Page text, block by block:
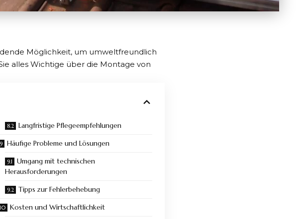
Möglichkeit, um umweltfreundlich
alles Wichtige über die Montage von
Langfristige Pflegeempfehlungen
Häufige Probleme und Lösungen
Umgang mit technischen
Herausforderungen
Tipps zur Fehlerbehebung
Kosten und Wirtschaftlichkeit